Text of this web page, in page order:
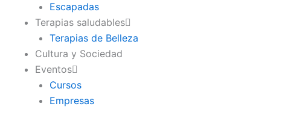
Escapadas
Terapias saludables
Terapias de Belleza
Cultura y Sociedad
Eventos
Cursos
Empresas